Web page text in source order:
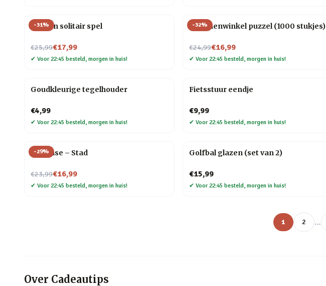
-31%
Houten solitair spel
€25,99
Nu voor€17,99
✔ Voor 22:45 besteld, morgen in huis!
-32%
Bloemenwinkel puzzel (1000 stukjes)
€24,99
Nu voor€16,99
✔ Voor 22:45 besteld, morgen in huis!
Goudkleurige tegelhouder
€4,99
✔ Voor 22:45 besteld, morgen in huis!
Fietsstuur eendje
€9,99
✔ Voor 22:45 besteld, morgen in huis!
-29%
Flip Vase – Stad
€23,99
Nu voor€16,99
✔ Voor 22:45 besteld, morgen in huis!
Golfbal glazen (set van 2)
€15,99
✔ Voor 22:45 besteld, morgen in huis!
1 2 …
Over Cadeautips